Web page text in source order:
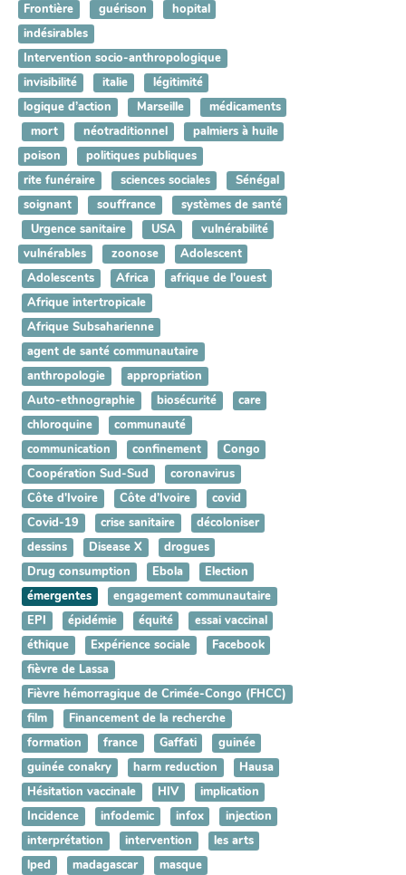
Frontière
guérison
hopital
indésirables
Intervention socio-anthropologique
invisibilité
italie
légitimité
logique d’action
Marseille
médicaments
mort
néotraditionnel
palmiers à huile
poison
politiques publiques
rite funéraire
sciences sociales
Sénégal
soignant
souffrance
systèmes de santé
Urgence sanitaire
USA
vulnérabilité
vulnérables
zoonose
Adolescent
Adolescents
Africa
afrique de l'ouest
Afrique intertropicale
Afrique Subsaharienne
agent de santé communautaire
anthropologie
appropriation
Auto-ethnographie
biosécurité
care
chloroquine
communauté
communication
confinement
Congo
Coopération Sud-Sud
coronavirus
Côte d'Ivoire
Côte d’Ivoire
covid
Covid-19
crise sanitaire
décoloniser
dessins
Disease X
drogues
Drug consumption
Ebola
Election
émergentes
engagement communautaire
EPI
épidémie équité
essai vaccinal
éthique
Expérience sociale
Facebook
fièvre de Lassa
Fièvre hémorragique de Crimée-Congo (FHCC)
film
Financement de la recherche
formation
france Gaffati
guinée
guinée conakry
harm reduction
Hausa
Hésitation vaccinale
HIV
implication
Incidence
infodemic infox
injection
interprétation
intervention
les arts
lped
madagascar
masque